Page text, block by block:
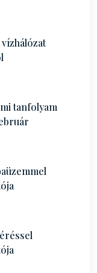
tanfolyam